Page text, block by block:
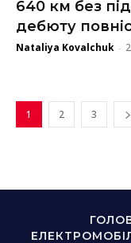
640 км без
дебюту
Nataliya Kovalchuk -
1 2 3